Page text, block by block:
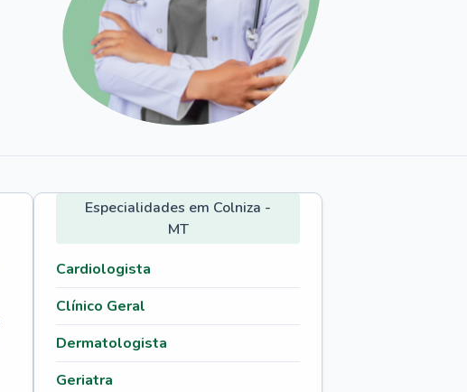
Especialidades em Colniza -
MT
Cardiologista
Clínico Geral
Dermatologista
Geriatra